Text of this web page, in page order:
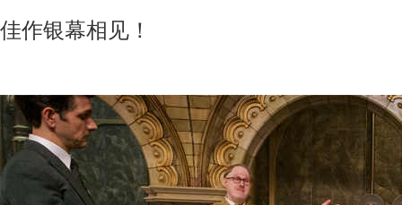
佳作银幕相见！